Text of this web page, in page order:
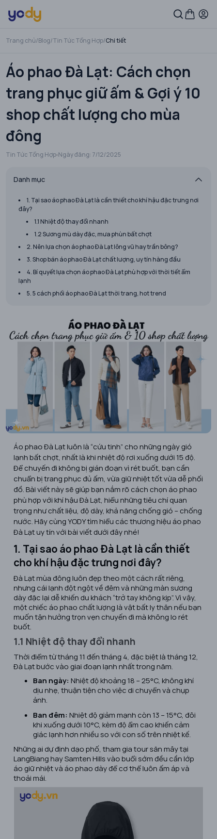
Trang chủ/Blog/Tin Tức Tổng Hợp/Chi tiết
Áo phao Đà Lạt: Cách chọn
trang phục giữ ấm & Gợi ý 10
shop chất lượng cho mùa
đông
Tin Tức Tổng Hợp Ngày đăng: 7/12/2025
Danh mục
1. Tại sao áo phao Đà Lạt là cần thiết cho khí hậu đặc trưng nơi
đây?
1.1 Nhiệt độ thay đổi nhanh
1.2 Sương mù dày đặc, mưa phùn bất chợt
2. Nên lựa chọn áo phao Đà Lạt lông vũ hay trần bông?
3. Shop bán áo phao Đà Lạt chất lượng, uy tín hàng đầu
4. Bí quyết lựa chọn áo phao Đà Lạt phù hợp với thời tiết ẩm
lạnh
5. 5 cách phối áo phao Đà Lạt thời trang, hot trend
Áo phao Đà Lạt luôn là “cứu tinh” cho những ngày gió
lạnh bất chợt, nhất là khi nhiệt độ rơi xuống dưới 15 độ.
Để chuyến đi không bị gián đoạn vì rét buốt, bạn cần
chuẩn bị trang phục đủ ấm, vừa giữ nhiệt tốt vừa dễ phối
đồ. Bài viết này sẽ giúp bạn nắm rõ cách chọn áo phao
phù hợp với khí hậu Đà Lạt, hiểu những tiêu chí quan
trọng như chất liệu, độ dày, khả năng chống gió – chống
nước. Hãy cùng YODY tìm hiểu các thương hiệu áo phao
Đà Lạt uy tín với bài viết dưới đây nhé!
1. Tại sao áo phao Đà Lạt là cần thiết
cho khí hậu đặc trưng nơi đây?
Đà Lạt mùa đông luôn đẹp theo một cách rất riêng,
nhưng cái lạnh đột ngột về đêm và những màn sương
dày đặc lại dễ khiến du khách “trở tay không kịp”. Vì vậy,
một chiếc áo phao chất lượng là vật bất ly thân nếu bạn
muốn tận hưởng trọn vẹn chuyến đi mà không lo rét
buốt.
1.1 Nhiệt độ thay đổi nhanh
Thời điểm từ tháng 11 đến tháng 4, đặc biệt là tháng 12,
Đà Lạt bước vào giai đoạn lạnh nhất trong năm.
Ban ngày: Nhiệt độ khoảng 18 – 25°C, không khí
dịu nhẹ, thuận tiện cho việc di chuyển và chụp
ảnh.
Ban đêm: Nhiệt độ giảm mạnh còn 13 – 15°C, đôi
khi xuống dưới 10°C, kèm độ ẩm cao khiến cảm
giác lạnh hơn nhiều so với con số trên nhiệt kế.
Những ai dự định dạo phố, tham gia tour săn mây tại
LangBiang hay Samten Hills vào buổi sớm đều cần lớp
áo giữ nhiệt và áo phao dày để cơ thể luôn ấm áp và
thoải mái.